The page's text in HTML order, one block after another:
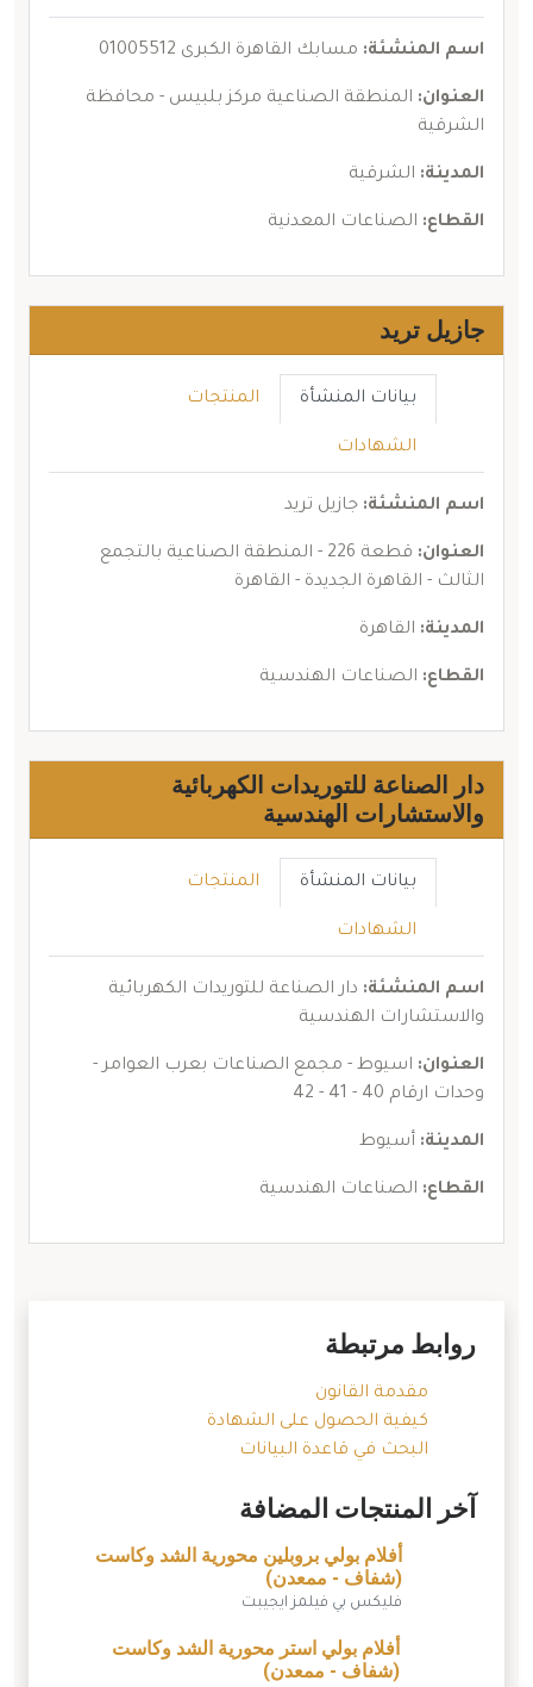
اسم المنشئة: مسابك القاهرة الكبرى 01005512
العنوان: المنطقة الصناعية مركز بلبيس - محافظة
الشرقية
المدينة: الشرقية
القطاع: الصناعات المعدنية
جازيل تريد
بيانات المنشأة المنتجات
الشهادات
اسم المنشئة: جازيل تريد
العنوان:
قطعة 226 - المنطقة الصناعية بالتجمع
الثالث - القاهرة الجديدة - القاهرة
المدينة: القاهرة
القطاع: الصناعات الهندسية
دار الصناعة للتوريدات الكهربائية
والاستشارات الهندسية
بيانات المنشأة المنتجات
الشهادات
اسم المنشئة: دار الصناعة للتوريدات الكهربائية
والاستشارات الهندسية
العنوان: اسيوط - مجمع الصناعات بعرب العوامر -
وحدات ارقام 40 - 41 - 42
المدينة: أسيوط
القطاع: الصناعات الهندسية
روابط مرتبطة
مقدمة القانون
كيفية الحصول على الشهادة
البحث في قاعدة البيانات
آخر المنتجات المضافة
أفلام بولي بروبلين محورية الشد وكاست
(شفاف - ممعدن)
فليكس بي فيلمز ايجيبت
أفلام بولي استر محورية الشد وكاست
(شفاف - ممعدن)